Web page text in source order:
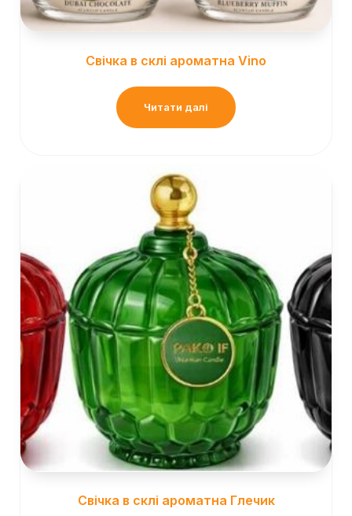
Свічка в склі ароматна Vino
Читати далі
Свічка в склі ароматна Глечик